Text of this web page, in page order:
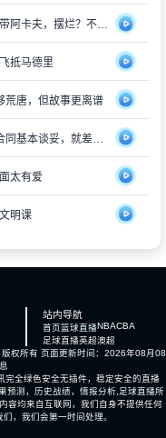
国王总经理放话：拉文和小萨得带带阿卡夫，摆烂？不存在的，赢球比上赛季多就行
抵马德里
荒唐，但故事更离谱
巴迪亚希勒点头了！那不勒斯5年合同基本谈妥，就差切尔西松口
太有爱
明课
站内导航
首页篮球直播NBACBA
足球直播英超澳超
版权所有 页面更新时间：2026年08月08
全绿色安全无插件，稳定安全的直播
预测，历史战绩，情报分析,足球直播所
容均来自互联网，我们自身不提供任何
，我们会第一时间处理。